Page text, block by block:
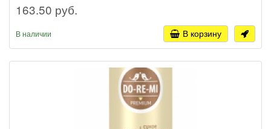
163.50 руб.
В наличии В корзину